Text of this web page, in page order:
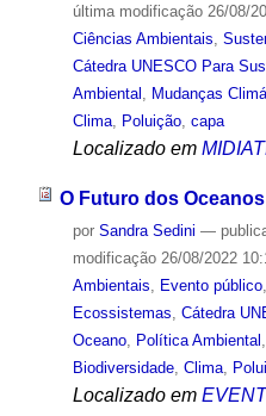
última modificação26/08/
Ciências Ambientais
Cátedra UNESCO Para
Ambiental
Mudanças
Clima, Poluição, capa
Localizado em
O Futuro dos Oceanos
por Sandra Sedini —
modificação26/08/2022
Ambientais, Evento público,
Ecossistemas, Cátedra
Oceano, Política Ambiental ,
Biodiversidade, Clima,
Localizado em